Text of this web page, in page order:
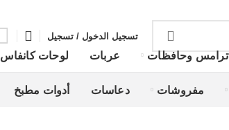
تسجيل الدخول / تسجيل
ترامس وحافظات عربات لوحات كانفاس
مفروشات دعاسات أدوات مطبخ